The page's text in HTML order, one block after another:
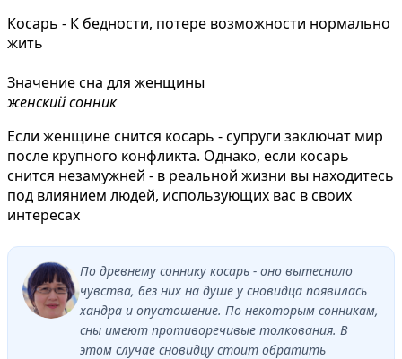
Косарь - К бедности, потере возможности нормально
жить
Значение сна для женщины
женский сонник
Если женщине снится косарь - супруги заключат мир
после крупного конфликта. Однако, если косарь
снится незамужней - в реальной жизни вы находитесь
под влиянием людей, использующих вас в своих
интересах
По древнему соннику косарь - оно вытеснило
чувства, без них на душе у сновидца появилась
хандра и опустошение. По некоторым сонникам,
сны имеют противоречивые толкования. В
этом случае сновидцу стоит обратить